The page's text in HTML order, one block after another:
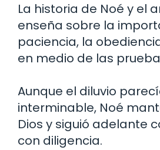
La historia de Noé y el
enseña sobre la
paciencia, la
en medio de las
Aunque el diluvio
interminable, Noé
Dios y siguió adelante
con diligencia.